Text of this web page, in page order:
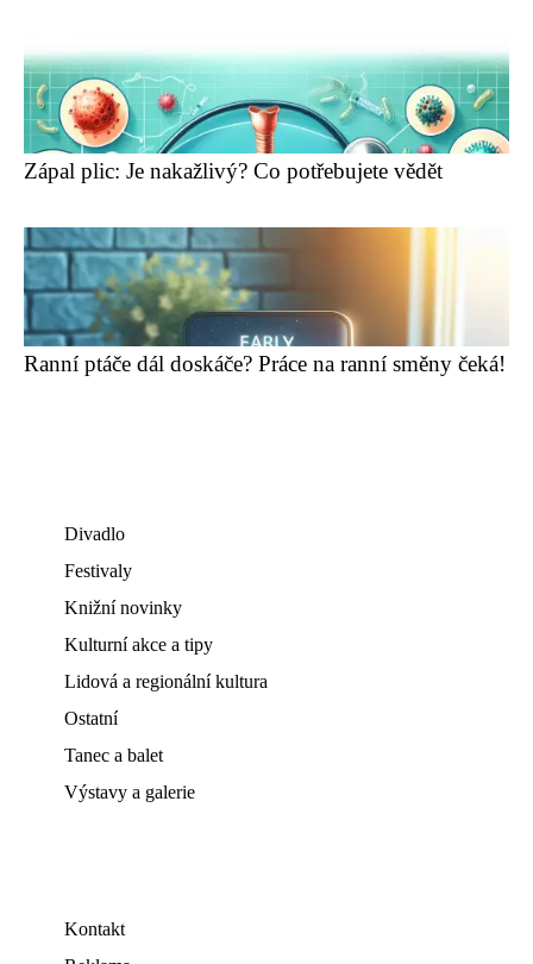
Zápal plic: Je nakažlivý? Co potřebujete vědět
Ranní ptáče dál doskáče? Práce na ranní směny čeká!
Divadlo
Festivaly
Knižní novinky
Kulturní akce a tipy
Lidová a regionální kultura
Ostatní
Tanec a balet
Výstavy a galerie
Kontakt